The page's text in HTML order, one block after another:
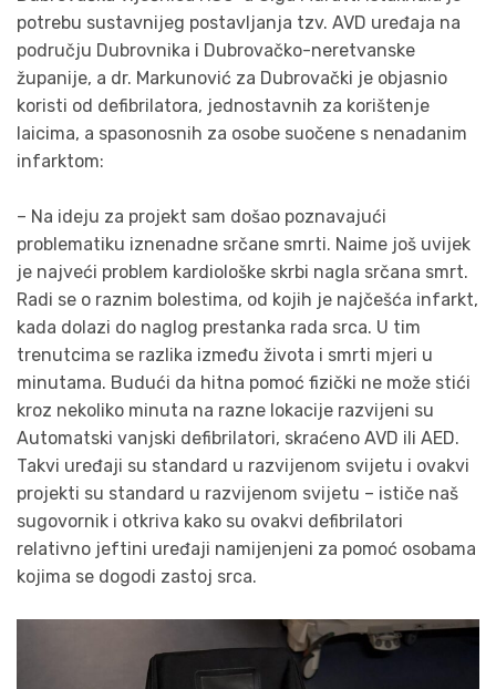
potrebu sustavnijeg postavljanja tzv. AVD uređaja na
području Dubrovnika i Dubrovačko-neretvanske
županije, a dr. Markunović za Dubrovački je objasnio
koristi od defibrilatora, jednostavnih za korištenje
laicima, a spasonosnih za osobe suočene s nenadanim
infarktom:
– Na ideju za projekt sam došao poznavajući
problematiku iznenadne srčane smrti. Naime još uvijek
je najveći problem kardiološke skrbi nagla srčana smrt.
Radi se o raznim bolestima, od kojih je najčešća infarkt,
kada dolazi do naglog prestanka rada srca. U tim
trenutcima se razlika između života i smrti mjeri u
minutama. Budući da hitna pomoć fizički ne može stići
kroz nekoliko minuta na razne lokacije razvijeni su
Automatski vanjski defibrilatori, skraćeno AVD ili AED.
Takvi uređaji su standard u razvijenom svijetu i ovakvi
projekti su standard u razvijenom svijetu – ističe naš
sugovornik i otkriva kako su ovakvi defibrilatori
relativno jeftini uređaji namijenjeni za pomoć osobama
kojima se dogodi zastoj srca.